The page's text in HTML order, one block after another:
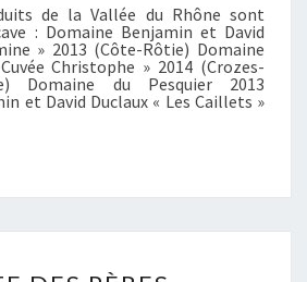
X
P
R
O
D
S
D
L
de la Vallée du Rhône sont
: Domaine Benjamin et David
» 2013 (Côte-Rôtie) Domaine
Christophe » 2014 (Crozes-
Domaine du Pesquier 2013
et David Duclaux « Les Caillets »